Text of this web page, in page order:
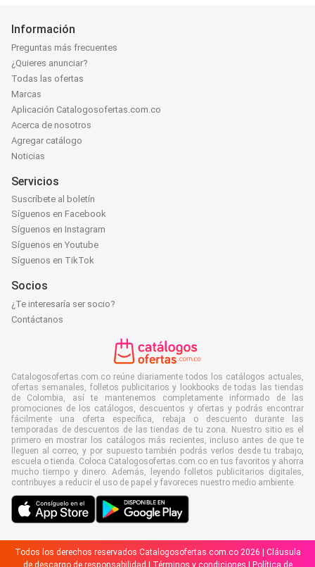
Información
Preguntas más frecuentes
¿Quieres anunciar?
Todas las ofertas
Marcas
Aplicación Catalogosofertas.com.co
Acerca de nosotros
Agregar catálogo
Noticias
Servicios
Suscríbete al boletín
Síguenos en Facebook
Síguenos en Instagram
Síguenos en Youtube
Síguenos en TikTok
Socios
¿Te interesaría ser socio?
Contáctanos
Catalogosofertas.com.co reúne diariamente todos los catálogos actuales,
ofertas semanales, folletos publicitarios y lookbooks de todas las tiendas
de Colombia, así te mantenemos completamente informado de las
promociones de los catálogos, descuentos y ofertas y podrás encontrar
fácilmente una oferta específica, rebaja o descuento durante las
temporadas de descuentos de las tiendas de tu zona. Nuestro sitio es el
primero en mostrar los catálogos más recientes, incluso antes de que te
lleguen al correo, y por supuesto también podrás verlos desde tu trabajo,
escuela o tienda. Coloca Catalogosofertas.com.co en tus favoritos y ahorra
mucho tiempo y dinero. Además, leyendo folletos publicitarios digitales,
contribuyes a reducir el uso de papel y favoreces nuestro medio ambiente.
Todos los derechos reservados Catalogosofertas.com.co 2026 | Cláusula
de descargo de responsabilidad
Términos y condiciones Política de